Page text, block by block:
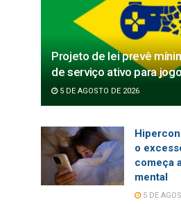
Projeto de lei prevê
de serviço ativo para
5 DE AGOSTO DE 2026
o
começa
mental
5 DE